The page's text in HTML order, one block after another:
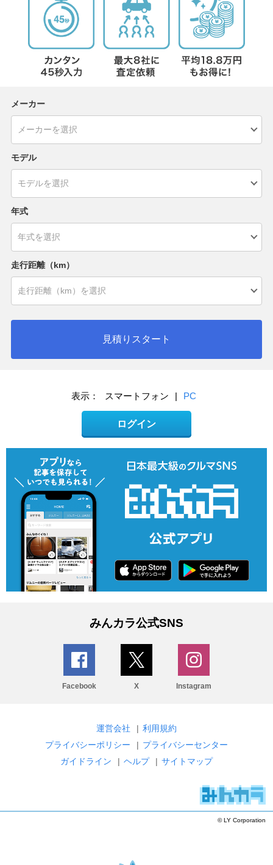
メーカー
モデル
年式
走行距離（km）
見積りスタート
表示： スマートフォン | PC
ログイン
みんカラ公式SNS
Facebook X Instagram
運営会社 | 利用規約
プライバシーポリシー
| プライバシーセンター
ガイドライン
| ヘルプ | サイトマップ
© LY Corporation